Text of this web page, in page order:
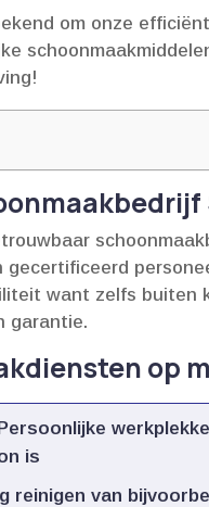
om onze
gecertificeerd
want zelfs buiten
garantie.​
op
is
reinigen van